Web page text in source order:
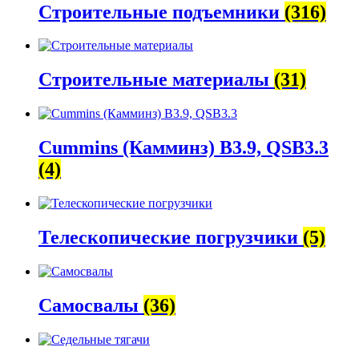
Строительные подъемники (316)
Строительные материалы (31)
Cummins (Камминз) B3.9, QSB3.3
(4)
Телескопические погрузчики (5)
Самосвалы (36)